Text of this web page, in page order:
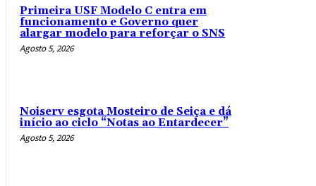
Primeira USF Modelo C entra em
funcionamento e Governo quer
alargar modelo para reforçar o SNS
Agosto 5, 2026
Noiserv esgota Mosteiro de Seiça e dá
início ao ciclo “Notas ao Entardecer”
Agosto 5, 2026